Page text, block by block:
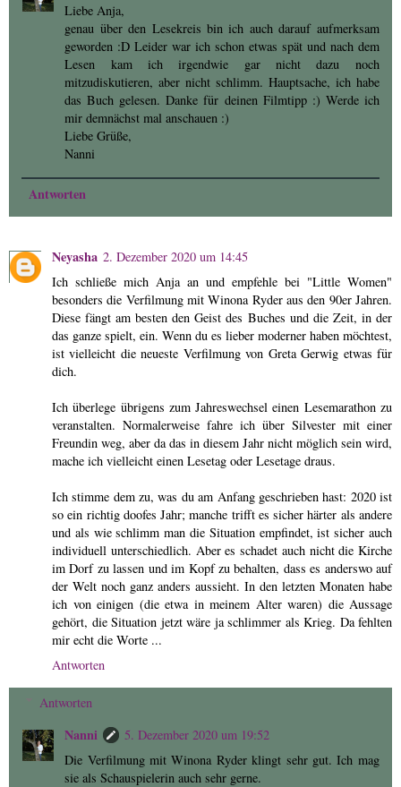
Liebe Anja,
genau über den Lesekreis bin ich auch darauf aufmerksam
geworden :D Leider war ich schon etwas spät und nach dem
Lesen kam ich irgendwie gar nicht dazu noch
mitzudiskutieren, aber nicht schlimm. Hauptsache, ich habe
das Buch gelesen. Danke für deinen Filmtipp :) Werde ich
mir demnächst mal anschauen :)
Liebe Grüße,
Nanni
Antworten
Neyasha 2. Dezember 2020 um 14:45
Ich schließe mich Anja an und empfehle bei "Little Women"
besonders die Verfilmung mit Winona Ryder aus den 90er Jahren.
Diese fängt am besten den Geist des Buches und die Zeit, in der
das ganze spielt, ein. Wenn du es lieber moderner haben möchtest,
ist vielleicht die neueste Verfilmung von Greta Gerwig etwas für
dich.
Ich überlege übrigens zum Jahreswechsel einen Lesemarathon zu
veranstalten. Normalerweise fahre ich über Silvester mit einer
Freundin weg, aber da das in diesem Jahr nicht möglich sein wird,
mache ich vielleicht einen Lesetag oder Lesetage draus.
Ich stimme dem zu, was du am Anfang geschrieben hast: 2020 ist
so ein richtig doofes Jahr; manche trifft es sicher härter als andere
und als wie schlimm man die Situation empfindet, ist sicher auch
individuell unterschiedlich. Aber es schadet auch nicht die Kirche
im Dorf zu lassen und im Kopf zu behalten, dass es anderswo auf
der Welt noch ganz anders aussieht. In den letzten Monaten habe
ich von einigen (die etwa in meinem Alter waren) die Aussage
gehört, die Situation jetzt wäre ja schlimmer als Krieg. Da fehlten
mir echt die Worte ...
Antworten
Antworten
Nanni
5. Dezember 2020 um 19:52
Die Verfilmung mit Winona Ryder klingt sehr gut. Ich mag
sie als Schauspielerin auch sehr gerne.